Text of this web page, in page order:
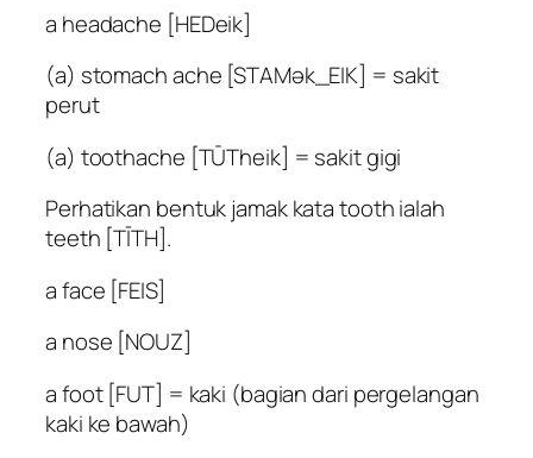
a headache [HEDeik]
(a) stomach ache [STAMək_EIK] = sakit
perut
(a) toothache [TŪTheik] = sakit gigi
Perhatikan bentuk jamak kata tooth ialah
teeth [TĪTH].
a face [FEIS]
a nose [NOUZ]
a foot [FUT] = kaki (bagian dari pergelangan
kaki ke bawah)